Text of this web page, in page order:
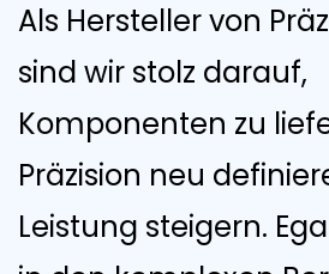
Als Hersteller von
sind wir stolz darauf,
Komponenten zu
Präzision neu
Leistung steigern.